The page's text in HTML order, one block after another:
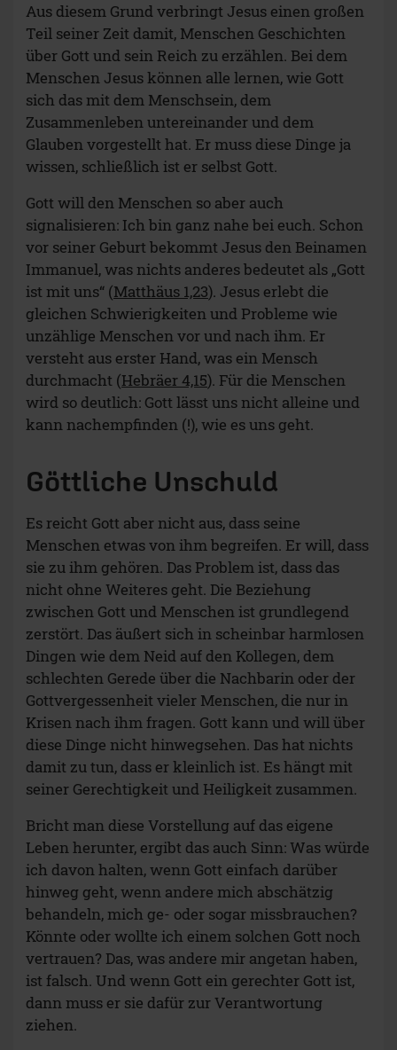
Aus diesem Grund verbringt Jesus einen großen
Teil seiner Zeit damit, Menschen Geschichten
über Gott und sein Reich zu erzählen. Bei dem
Menschen Jesus können alle lernen, wie Gott
sich das mit dem Menschsein, dem
Zusammenleben untereinander und dem
Glauben vorgestellt hat. Er muss diese Dinge ja
wissen, schließlich ist er selbst Gott.
Gott will den Menschen so aber auch
signalisieren: Ich bin ganz nahe bei euch. Schon
vor seiner Geburt bekommt Jesus den Beinamen
Immanuel, was nichts anderes bedeutet als „Gott
ist mit uns“ (Matthäus 1,23). Jesus erlebt die
gleichen Schwierigkeiten und Probleme wie
unzählige Menschen vor und nach ihm. Er
versteht aus erster Hand, was ein Mensch
durchmacht (Hebräer 4,15). Für die Menschen
wird so deutlich: Gott lässt uns nicht alleine und
kann nachempfinden (!), wie es uns geht.
Göttliche Unschuld
Es reicht Gott aber nicht aus, dass seine
Menschen etwas von ihm begreifen. Er will, dass
sie zu ihm gehören. Das Problem ist, dass das
nicht ohne Weiteres geht. Die Beziehung
zwischen Gott und Menschen ist grundlegend
zerstört. Das äußert sich in scheinbar harmlosen
Dingen wie dem Neid auf den Kollegen, dem
schlechten Gerede über die Nachbarin oder der
Gottvergessenheit vieler Menschen, die nur in
Krisen nach ihm fragen. Gott kann und will über
diese Dinge nicht hinwegsehen. Das hat nichts
damit zu tun, dass er kleinlich ist. Es hängt mit
seiner Gerechtigkeit und Heiligkeit zusammen.
Bricht man diese Vorstellung auf das eigene
Leben herunter, ergibt das auch Sinn: Was würde
ich davon halten, wenn Gott einfach darüber
hinweg geht, wenn andere mich abschätzig
behandeln, mich ge- oder sogar missbrauchen?
Könnte oder wollte ich einem solchen Gott noch
vertrauen? Das, was andere mir angetan haben,
ist falsch. Und wenn Gott ein gerechter Gott ist,
dann muss er sie dafür zur Verantwortung
ziehen.